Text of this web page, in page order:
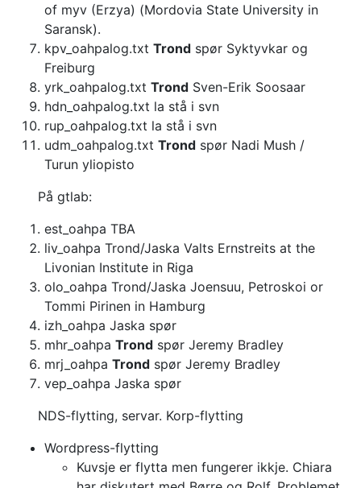
of myv (Erzya) (Mordovia State University in
Saransk).
kpv_oahpalog.txt Trond spør Syktyvkar og
Freiburg
yrk_oahpalog.txt Trond Sven-Erik Soosaar
hdn_oahpalog.txt la stå i svn
rup_oahpalog.txt la stå i svn
udm_oahpalog.txt Trond spør Nadi Mush /
Turun yliopisto
På gtlab:
est_oahpa TBA
liv_oahpa Trond/Jaska Valts Ernstreits at the
Livonian Institute in Riga
olo_oahpa Trond/Jaska Joensuu, Petroskoi or
Tommi Pirinen in Hamburg
izh_oahpa Jaska spør
mhr_oahpa Trond spør Jeremy Bradley
mrj_oahpa Trond spør Jeremy Bradley
vep_oahpa Jaska spør
NDS-flytting, servar. Korp-flytting
Wordpress-flytting
Kuvsje er flytta men fungerer ikkje. Chiara